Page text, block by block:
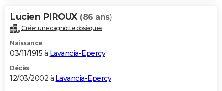
Lucien PIROUX (86 ans)
Créer une cagnotte obsèques
Naissance
03/11/1915 à Lavancia-Epercy
Décès
12/03/2002 à Lavancia-Epercy